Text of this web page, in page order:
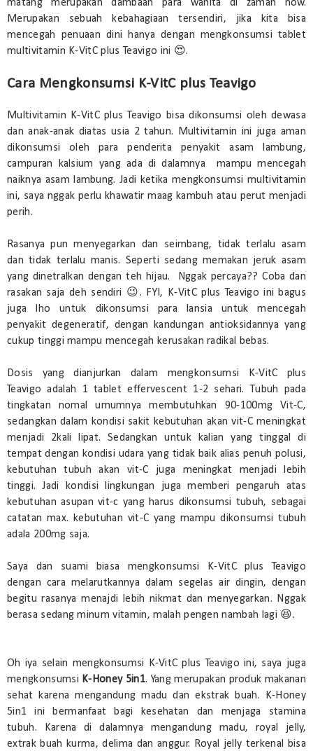
matang merupakan dambaan para wanita di zaman now.
Merupakan sebuah kebahagiaan tersendiri, jika kita bisa
mencegah penuaan dini hanya dengan mengkonsumsi tablet
multivitamin K-VitC plus Teavigo ini 😍.
Cara Mengkonsumsi K-VitC plus Teavigo
Multivitamin K-VitC plus Teavigo bisa dikonsumsi oleh dewasa
dan anak-anak diatas usia 2 tahun. Multivitamin ini juga aman
dikonsumsi oleh para penderita penyakit asam lambung,
campuran kalsium yang ada di dalamnya mampu mencegah
naiknya asam lambung. Jadi ketika mengkonsumsi multivitamin
ini, saya nggak perlu khawatir maag kambuh atau perut menjadi
perih.
Rasanya pun menyegarkan dan seimbang, tidak terlalu asam
dan tidak terlalu manis. Seperti sedang memakan jeruk asam
yang dinetralkan dengan teh hijau. Nggak percaya?? Coba dan
rasakan saja deh sendiri 😉. FYI, K-VitC plus Teavigo ini bagus
juga lho untuk dikonsumsi para lansia untuk mencegah
penyakit degeneratif, dengan kandungan antioksidannya yang
cukup tinggi mampu mencegah kerusakan radikal bebas.
Dosis yang dianjurkan dalam mengkonsumsi K-VitC plus
Teavigo adalah 1 tablet effervescent 1-2 sehari. Tubuh pada
tingkatan nomal umumnya membutuhkan 90-100mg Vit-C,
sedangkan dalam kondisi sakit kebutuhan akan vit-C meningkat
menjadi 2kali lipat. Sedangkan untuk kalian yang tinggal di
tempat dengan kondisi udara yang tidak baik alias penuh polusi,
kebutuhan tubuh akan vit-C juga meningkat menjadi lebih
tinggi. Jadi kondisi lingkungan juga memberi pengaruh atas
kebutuhan asupan vit-c yang harus dikonsumsi tubuh, sebagai
catatan max. kebutuhan vit-C yang mampu dikonsumsi tubuh
adala 200mg saja.
Saya dan suami biasa mengkonsumsi K-VitC plus Teavigo
dengan cara melarutkannya dalam segelas air dingin, dengan
begitu rasanya menajdi lebih nikmat dan menyegarkan. Nggak
berasa sedang minum vitamin, malah pengen nambah lagi 😆.
Oh iya selain mengkonsumsi K-VitC plus Teavigo ini, saya juga
mengkonsumsi K-Honey 5in1. Yang merupakan produk makanan
sehat karena mengandung madu dan ekstrak buah. K-Honey
5in1 ini bermanfaat bagi kesehatan dan menjaga stamina
tubuh. Karena di dalamnya mengandung madu, royal jelly,
extrak buah kurma, delima dan anggur. Royal jelly terkenal bisa